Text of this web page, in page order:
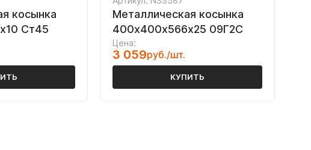
косынка
Ст45
Металлическая косынка
400х400х566х25 09Г2С
Цена:
3 059руб./шт.
КУПИТЬ